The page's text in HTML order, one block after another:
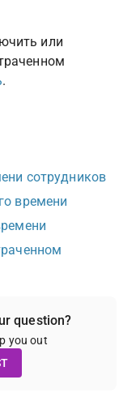
или
.
сотрудников
времени
question?
you out